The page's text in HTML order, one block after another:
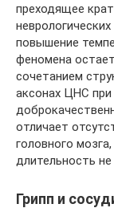
преходящее
повышение
феномена
сочетанием
аксонах ЦНС при
отличает
головного
длительность
Грипп и